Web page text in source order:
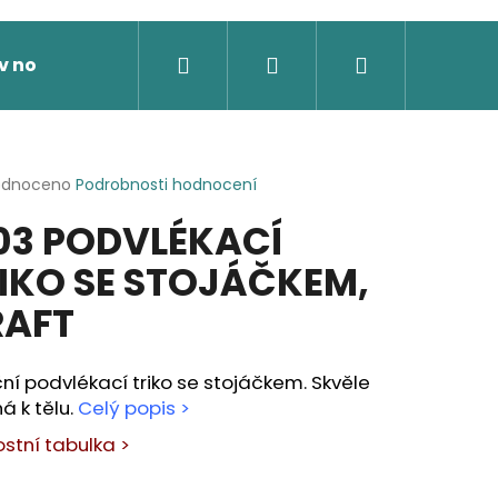
Výprodej Dárkové poukazy
Přihlášení
Podrobnosti hodnocení
PODVLÉKACÍ
SE STOJÁČKEM,
podvlékací triko se stojáčkem. Skvěle
k tělu. Celý popis >
tabulka >